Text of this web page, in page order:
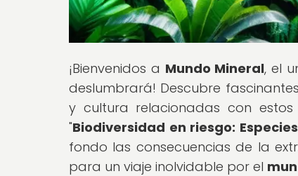
¡Bienvenidos a Mundo Mineral, el
deslumbrará! Descubre
y cultura relacionadas con
"Biodiversidad en riesgo:
fondo las consecuencias de la
para un viaje inolvidable por el